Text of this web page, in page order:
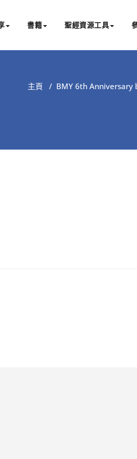
書籍 聖經資源工具
主頁 / BMY 6th Anniversary